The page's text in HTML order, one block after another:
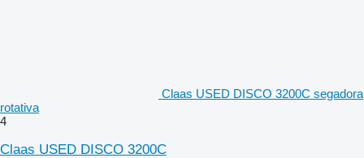
Claas USED DISCO 3200C segadora
rotativa
4
Claas USED DISCO 3200C